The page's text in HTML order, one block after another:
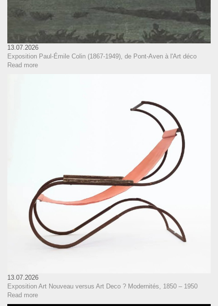
13.07.2026
Exposition Paul-Émile Colin (1867-1949), de Pont-Aven à l'Art déco
Read more
13.07.2026
Exposition Art Nouveau versus Art Deco ? Modernités, 1850 – 1950
Read more